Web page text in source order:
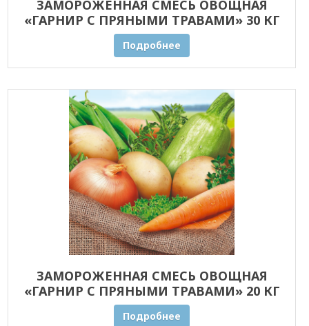
ЗАМОРОЖЕННАЯ СМЕСЬ ОВОЩНАЯ
«ГАРНИР С ПРЯНЫМИ ТРАВАМИ» 30 КГ
ОПТОМ
Подробнее
ЗАМОРОЖЕННАЯ СМЕСЬ ОВОЩНАЯ
«ГАРНИР С ПРЯНЫМИ ТРАВАМИ» 20 КГ
ОПТОМ
Подробнее